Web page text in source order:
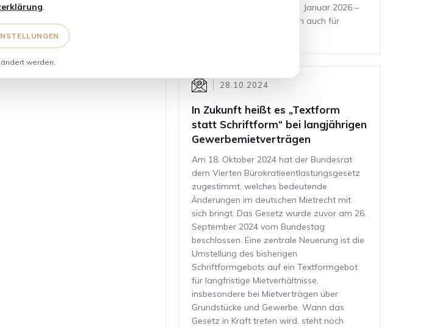
Übergangsfrist – ab dem 1. Januar 2026 –
gilt die neue Regelung dann auch für
28.10.2024
In Zukunft heißt es „Textform
statt Schriftform“ bei langjährigen
Gewerbemietverträgen
Am 18. Oktober 2024 hat der Bundesrat
dem Vierten Bürokratieentlastungsgesetz
zugestimmt, welches bedeutende
Änderungen im deutschen Mietrecht mit
sich bringt. Das Gesetz wurde zuvor am 26.
September 2024 vom Bundestag
beschlossen. Eine zentrale Neuerung ist die
Umstellung des bisherigen
Schriftformgebots auf ein Textformgebot
für langfristige Mietverhältnisse,
insbesondere bei Mietverträgen über
Grundstücke und Gewerbe. Wann das
Gesetz in Kraft treten wird, steht noch
werden.